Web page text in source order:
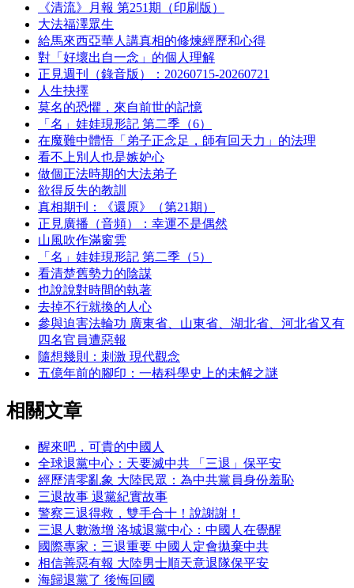
《清流》月報 第251期（印刷版）
大法福澤眾生
給馬來西亞華人講真相的修煉經歷和心得
對「好壞出自一念」的個人理解
正見週刊（錄音版）：20260715-20260721
人生抉擇
莫名的恐懼，來自前世的記憶
「名」娃娃現形記 第二季（6）
在魔難中體悟「弟子正念足，師有回天力」的法理
看不上別人也是嫉妒心
做個正法時期的大法弟子
欲得反失的教訓
真相期刊：《還原》（第21期）
正見廣播（音頻）：幸運不是偶然
山風吹作滿窗雲
「名」娃娃現形記 第二季（5）
看清楚舊勢力的陰謀
也說說對時間的執著
去掉不行就換的人心
參與迫害法輪功 廣東省、山東省、湖北省、河北省又有
四名官員遭惡報
隨想幾則：刺激 現代觀念
五億年前的腳印：一樁科學史上的未解之謎
相關文章
醒來吧，可貴的中國人
全球退黨中心：天要滅中共 「三退」保平安
經歷清零亂象 大陸民眾：為中共黨員身份羞恥
三退故事 退黨紀實故事
警察三退得救，雙手合十！說謝謝！
三退人數激增 洛城退黨中心：中國人在覺醒
國際專家：三退重要 中國人定會拋棄中共
相信善惡有報 大陸男士順天意退隊保平安
海歸退黨了 後悔回國